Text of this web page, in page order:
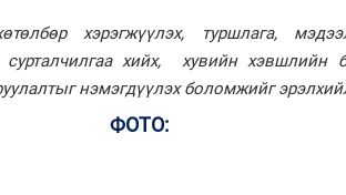
хэрэгжүүлэх, туршлага,
хийх, хувийн хэвшлийн
нэмэгдүүлэх боломжийг
ФОТО: